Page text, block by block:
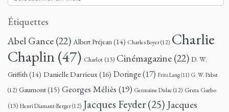
Étiquettes
Abel Gance(22) Albert Préjean(14) Charles Boyer(12) Charlie
Chaplin(47) Charlot (13) Cinémagazine(22) D. W.
Griffith(14) Danielle Darrieux(16) Doringe(17) Fritz Lang(11) G. W. Pabst
(12) Gaumont(15) Georges Méliès (19) Germaine Dulac (12) Greta Garbo
(13) Henri Diamant-Berger(12) Jacques Feyder(25) Jacques